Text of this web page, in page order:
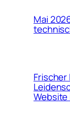
Mai
Frischer